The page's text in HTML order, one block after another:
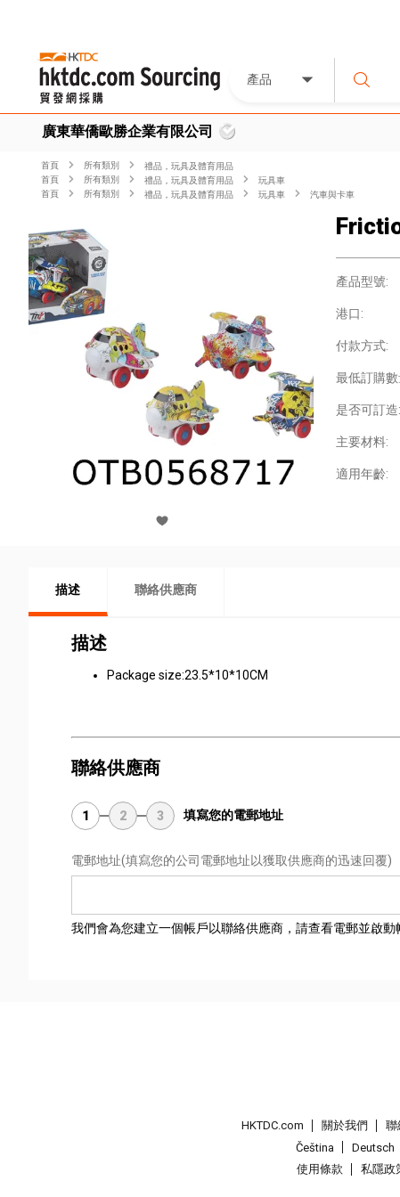
產品
廣東華僑歐勝企業有限公司
首頁 所有類別
禮品，玩具及體育用品
首頁
所有類別 禮品，玩具及體育用品
玩具車
首頁
所有類別 禮品，玩具及體育用品 玩具車 汽車與卡車
產品型號:
港口:
付款方式:
最低訂購數
是否可訂造:
主要材料:
適用年齡:
描述 聯絡供應商
描述
Package size:23.5*10*10CM
聯絡供應商
1 2 3 填寫您的電郵地址
電郵地址(填寫您的公司電郵地址以獲取供應商的迅速回覆)
我們會為您建立一個帳戶以聯絡供應商，請查看電郵並啟動
HKTDC.com 關於我們 聯
Čeština
Deutsch
使用條款
私隱政